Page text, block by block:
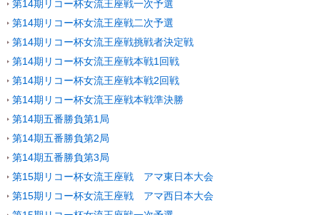
第14期リコー杯女流王座戦一次予選
第14期リコー杯女流王座戦二次予選
第14期リコー杯女流王座戦挑戦者決定戦
第14期リコー杯女流王座戦本戦1回戦
第14期リコー杯女流王座戦本戦2回戦
第14期リコー杯女流王座戦本戦準決勝
第14期五番勝負第1局
第14期五番勝負第2局
第14期五番勝負第3局
第15期リコー杯女流王座戦 アマ東日本大会
第15期リコー杯女流王座戦 アマ西日本大会